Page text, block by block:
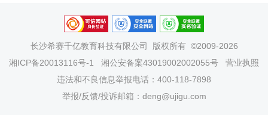
长沙希赛千亿教育科技有限公司
版权所有 ©2009-2026
湘ICP备20013116号-1
湘公安备案43019002002055号
营业执照
违法和不良信息举报电话：400-118-7898
举报/反馈/投诉邮箱：deng@ujigu.com